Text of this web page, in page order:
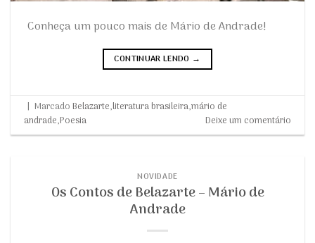
Conheça um pouco mais de Mário de Andrade!
CONTINUAR LENDO →
| MarcadoBelazarte,literatura brasileira,mário de
andrade,Poesia Deixe um comentário
NOVIDADE
Os Contos de Belazarte – Mário de
Andrade